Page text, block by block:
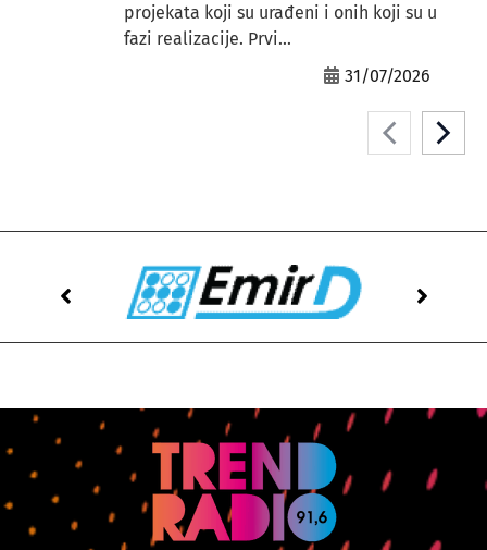
projekata koji su urađeni i onih koji su u
fazi realizacije. Prvi...
31/07/2026